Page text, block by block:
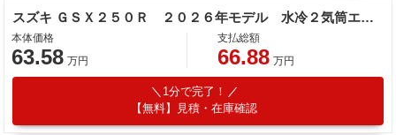
スズキ ＧＳＸ２５０Ｒ ２０２６年モデル 水冷２気筒エンジン
本体価格
63.58 万円
支払総額
66.88 万円
1分で完了！
【無料】見積・在庫確認